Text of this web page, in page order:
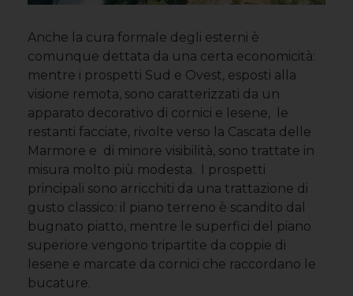
Anche la cura formale degli esterni è
comunque dettata da una certa economicità:
mentre i prospetti Sud e Ovest, esposti alla
visione remota, sono caratterizzati da un
apparato decorativo di cornici e lesene, le
restanti facciate, rivolte verso la Cascata delle
Marmore e di minore visibilità, sono trattate in
misura molto più modesta. I prospetti
principali sono arricchiti da una trattazione di
gusto classico: il piano terreno è scandito dal
bugnato piatto, mentre le superfici del piano
superiore vengono tripartite da coppie di
lesene e marcate da cornici che raccordano le
bucature.